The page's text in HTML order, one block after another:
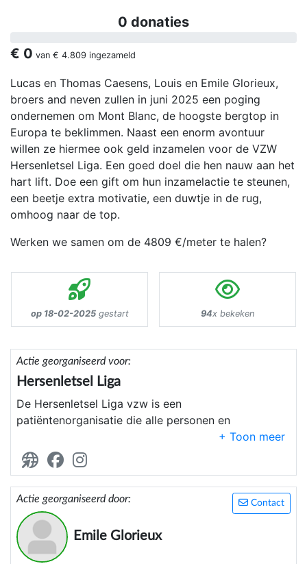
0 donaties
€ 0 van € 4.809 ingezameld
Lucas en Thomas Caesens, Louis en Emile Glorieux,
broers and neven zullen in juni 2025 een poging
ondernemen om Mont Blanc, de hoogste bergtop in
Europa te beklimmen. Naast een enorm avontuur
willen ze hiermee ook geld inzamelen voor de VZW
Hersenletsel Liga. Een goed doel die hen nauw aan het
hart lift. Doe een gift om hun inzamelactie te steunen,
een beetje extra motivatie, een duwtje in de rug,
omhoog naar de top.
Werken we samen om de 4809 €/meter te halen?
op 18-02-2025gestart 94x bekeken
Actie georganiseerd voor:
Hersenletsel Liga
De Hersenletsel Liga vzw is een
patiëntenorganisatie die alle personen en
organisaties verbindt die zich inzetten voor een
betere levenskwaliteit van personen met een niet-
aangeboren hersenletsel (NAH) en hun omgeving.
We moedigen iedereen aan om de krachten te
bundelen over de regio’s heen. Zo vormen we een
sterk netwerk waar ontmoeting, vorming,
uitwisseling, wetenschap, innovatie en optimalisatie
Contact
Actie georganiseerd door:
Emile Glorieux